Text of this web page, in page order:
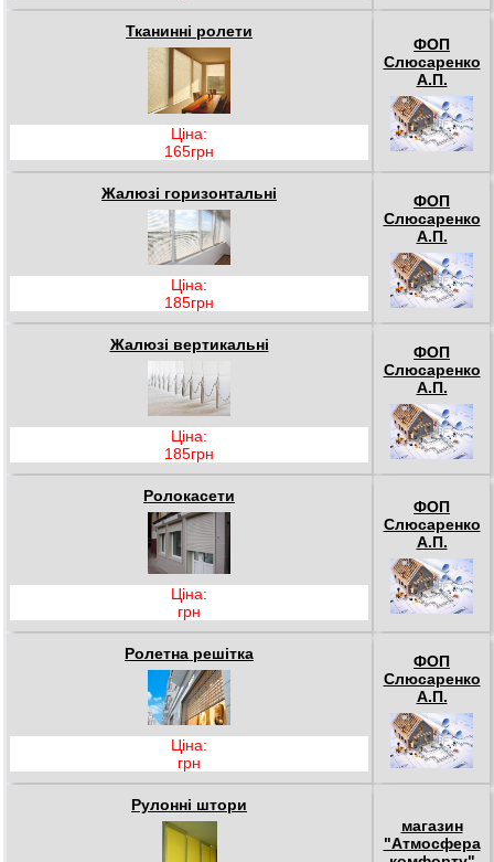
Тканинні ролети
Ціна:
165грн
ФОП
Слюсаренко
А.П.
Жалюзі горизонтальні
Ціна:
185грн
ФОП
Слюсаренко
А.П.
Жалюзі вертикальні
Ціна:
185грн
ФОП
Слюсаренко
А.П.
Ролокасети
Ціна:
грн
ФОП
Слюсаренко
А.П.
Ролетна решітка
Ціна:
грн
ФОП
Слюсаренко
А.П.
Рулонні штори
магазин
"Атмосфера